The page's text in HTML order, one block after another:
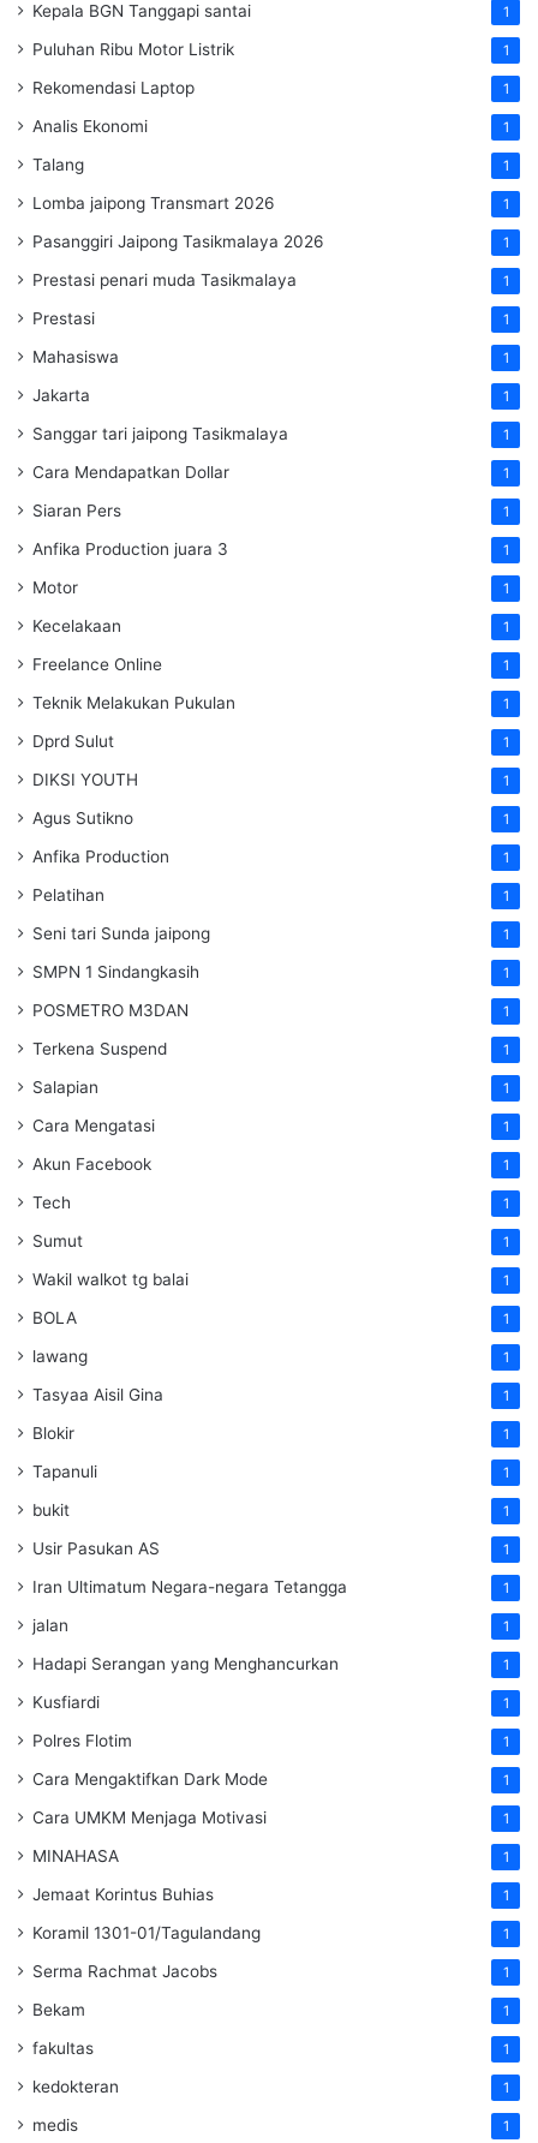
Kepala BGN Tanggapi santai 1
Puluhan Ribu Motor Listrik 1
Rekomendasi Laptop 1
Analis Ekonomi 1
Talang 1
Lomba jaipong Transmart 2026 1
Pasanggiri Jaipong Tasikmalaya 2026 1
Prestasi penari muda Tasikmalaya 1
Prestasi 1
Mahasiswa 1
Jakarta 1
Sanggar tari jaipong Tasikmalaya 1
Cara Mendapatkan Dollar 1
Siaran Pers 1
Anfika Production juara 3 1
Motor 1
Kecelakaan 1
Freelance Online 1
Teknik Melakukan Pukulan 1
Dprd Sulut 1
DIKSI YOUTH 1
Agus Sutikno 1
Anfika Production 1
Pelatihan 1
Seni tari Sunda jaipong 1
SMPN 1 Sindangkasih 1
POSMETRO M3DAN 1
Terkena Suspend 1
Salapian 1
Cara Mengatasi 1
Akun Facebook 1
Tech 1
Sumut 1
Wakil walkot tg balai 1
BOLA 1
lawang 1
Tasyaa Aisil Gina 1
Blokir 1
Tapanuli 1
bukit 1
Usir Pasukan AS 1
Iran Ultimatum Negara-negara Tetangga 1
jalan 1
Hadapi Serangan yang Menghancurkan 1
Kusfiardi 1
Polres Flotim 1
Cara Mengaktifkan Dark Mode 1
Cara UMKM Menjaga Motivasi 1
MINAHASA 1
Jemaat Korintus Buhias 1
Koramil 1301-01/Tagulandang 1
Serma Rachmat Jacobs 1
Bekam 1
fakultas 1
kedokteran 1
medis 1